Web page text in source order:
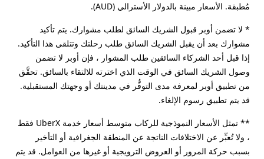
مُطبقة. الأسعار مبينة بالدولار الأسترالي (AUD).
* لا تضمن أوبر قبول الشريك السائق لطلب مشوارك. يتم تأكيد
مشوارك بعد أن يقبل الشريك السائق طلب رحلتك وتتلقى هذا التأكيد.
إذا قبل أحد الشركاء السائقين طلب المشوار ، فإن أوبر لا تضمن
وصول الشريك السائق في الوقت الذي اخترته للالتقاء بالسائق. تحقَّق
من تطبيق أوبر لمعرفة مدى التوفُّر في مدينتك أو وجهتك المستقبلية.
قد يتم تطبيق رسوم الإلغاء.
** تمثل الأسعار النموذجية للركاب متوسط أسعار خدمة UberX فقط
، ولا تُعبِّر عن الاختلافات الناتجة عن المنطقة الجغرافية أو التأخير
بسبب حركة المرور أو العروض الترويجية أو غيرها من العوامل. قد يتم